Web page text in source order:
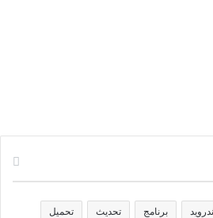
برنامج تحديث تحميل